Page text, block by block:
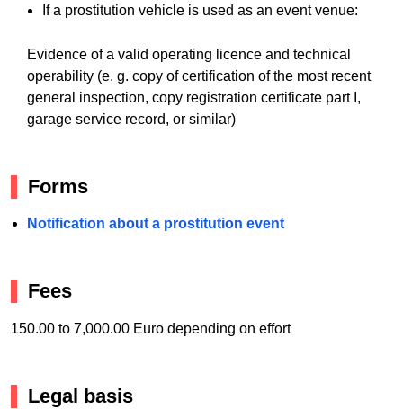
If a prostitution vehicle is used as an event venue:
Evidence of a valid operating licence and technical
operability (e. g. copy of certification of the most recent
general inspection, copy registration certificate part I,
garage service record, or similar)
Forms
Notification about a prostitution event
Fees
150.00 to 7,000.00 Euro depending on effort
Legal basis